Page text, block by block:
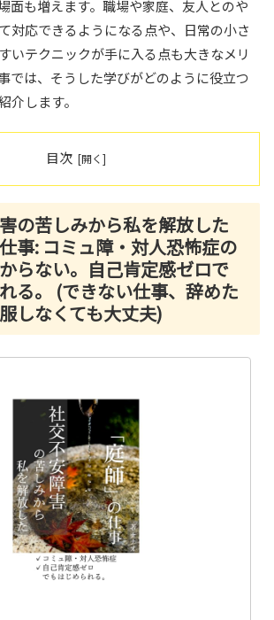
面も増えます。職場や家庭、友人とのや
対応できるようになる点や、日常の小さ
いテクニックが手に入る点も大きなメリ
では、そうした学びがどのように役立つ
介します。
目次
の苦しみから私を解放した
仕事: コミュ障・対人恐怖症の
らない。自己肯定感ゼロで
る。 (できない仕事、辞めた
しなくても大丈夫)